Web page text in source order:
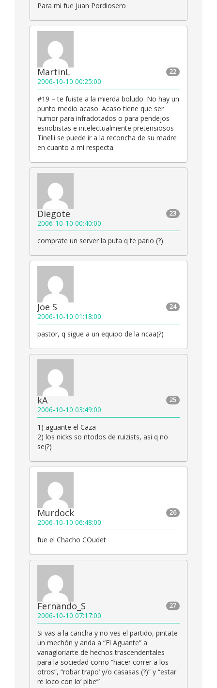
Para mi fue Juan Pordiosero
22
MartinL
2006-10-10 00:25:00
#19 – te fuiste a la mierda boludo. No hay un
punto medio acaso. Acaso tiene que ser
humor para infradotados o para pendejos
esnobistas e intelectualmente pretensiosos
Tinelli se puede ir a la reconcha de su madre
en cuanto a mi respecta
23
Diegote
2006-10-10 00:40:00
comprate un server la puta q te pario (?)
24
Joe S
2006-10-10 01:18:00
pastor, q sigue a un equipo de la ncaa(?)
25
kA
2006-10-10 03:49:00
1) aguante el Caza
2) los nicks so ntodos de ruizists, asi q no
se(?)
26
Murdock
2006-10-10 06:48:00
fue el Chacho COudet
27
Fernando_S
2006-10-10 07:17:00
Si vas a la cancha y no ves el partido, pintate
un mechón y anda a “El Aguante” a
vanagloriarte de hechos trascendentales
para la sociedad como “hacer correr a los
otros”, “robar trapo’ y/o casasas (?)” y “estar
re loco con lo’ pibe’”